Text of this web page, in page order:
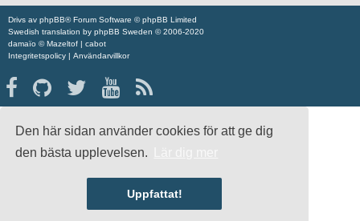
Den här sidan använder cookies för att ge dig
den bästa upplevelsen.
Uppfattat!
Drivs av phpBB® Forum Software © phpBB Limited
Swedish translation by phpBB Sweden © 2006-2020
damaïo ©Mazeltof | cabot
Integritetspolicy | Användarvillkor